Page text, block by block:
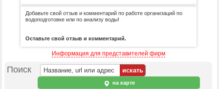
Добавьте свой отзыв и комментарий по работе организаций по
водоподготовке или по анализу воды!
Оставьте свой отзыв и комментарий.
Информация для представителей фирм
Поиск
на карте